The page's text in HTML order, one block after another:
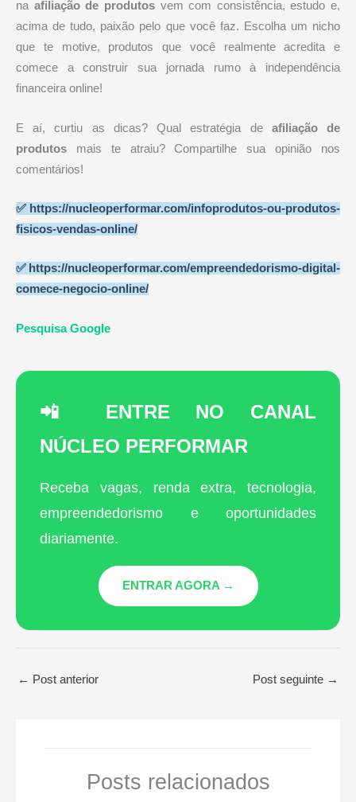
na afiliação de produtosvem com consistência, estudo e,
acima de tudo, paixão pelo que você faz. Escolha um nicho
que te motive, produtos que você realmente acredita e
comece a construir sua jornada rumo à independência
financeira online!
E aí, curtiu as dicas? Qual estratégia de afiliação de
produtos mais te atraiu? Compartilhe sua opinião nos
comentários!
✅ https://nucleoperformar.com/infoprodutos-ou-produtos-
fisicos-vendas-online/
✅ https://nucleoperformar.com/empreendedorismo-digital-
comece-negocio-online/
Pesquisa Google
📲 ENTRE NO CANAL
NÚCLEO PERFORMAR
Receba vagas, renda extra, tecnologia,
empreendedorismo e oportunidades
diariamente.
ENTRAR AGORA →
← Post anterior Post seguinte →
Posts relacionados